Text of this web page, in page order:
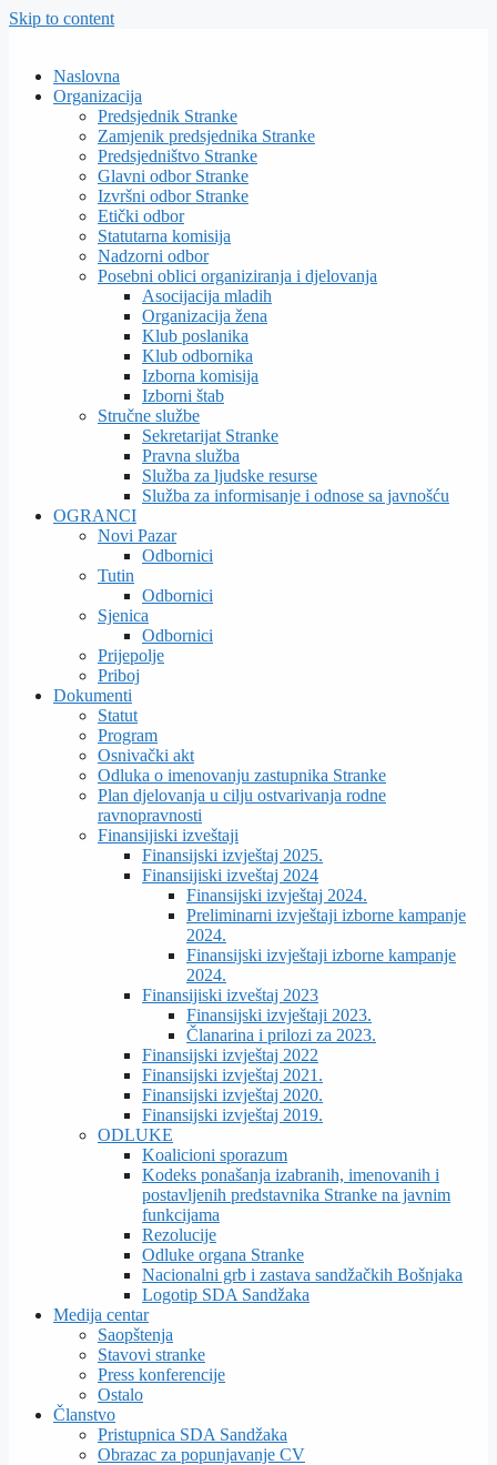
Skip to content
Naslovna
Organizacija
Predsjednik Stranke
Zamjenik predsjednika Stranke
Predsjedništvo Stranke
Glavni odbor Stranke
Izvršni odbor Stranke
Etički odbor
Statutarna komisija
Nadzorni odbor
Posebni oblici organiziranja i djelovanja
Asocijacija mladih
Organizacija žena
Klub poslanika
Klub odbornika
Izborna komisija
Izborni štab
Stručne službe
Sekretarijat Stranke
Pravna služba
Služba za ljudske resurse
Služba za informisanje i odnose sa javnošću
OGRANCI
Novi Pazar
Odbornici
Tutin
Odbornici
Sjenica
Odbornici
Prijepolje
Priboj
Dokumenti
Statut
Program
Osnivački akt
Odluka o imenovanju zastupnika Stranke
Plan djelovanja u cilju ostvarivanja rodne
ravnopravnosti
Finansijiski izveštaji
Finansijski izvještaj 2025.
Finansijiski izveštaj 2024
Finansijski izvještaj 2024.
Preliminarni izvještaji izborne kampanje
2024.
Finansijski izvještaji izborne kampanje
2024.
Finansijiski izveštaj 2023
Finansijski izvještaji 2023.
Članarina i prilozi za 2023.
Finansijski izvještaj 2022
Finansijski izvještaj 2021.
Finansijski izvještaj 2020.
Finansijski izvještaj 2019.
ODLUKE
Koalicioni sporazum
Kodeks ponašanja izabranih, imenovanih i
postavljenih predstavnika Stranke na javnim
funkcijama
Rezolucije
Odluke organa Stranke
Nacionalni grb i zastava sandžačkih Bošnjaka
Logotip SDA Sandžaka
Medija centar
Saopštenja
Stavovi stranke
Press konferencije
Ostalo
Članstvo
Pristupnica SDA Sandžaka
Obrazac za popunjavanje CV